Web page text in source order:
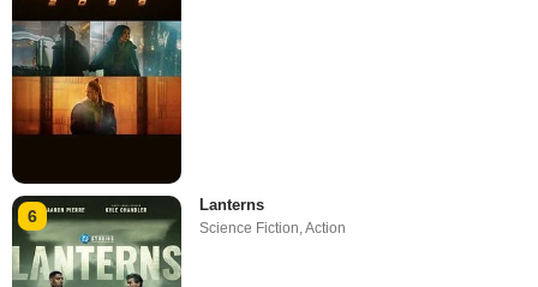
6
Lanterns
Science Fiction,Action